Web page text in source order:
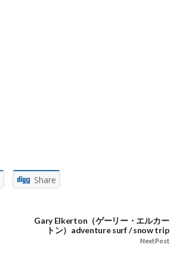
Share
Gary Elkerton（ゲーリー・エルカー
トン）adventure surf / snow trip
Next Post